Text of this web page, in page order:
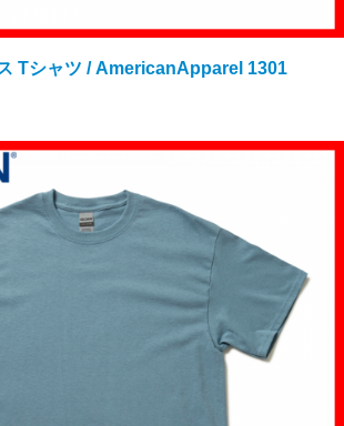
Tシャツ / AmericanApparel 1301